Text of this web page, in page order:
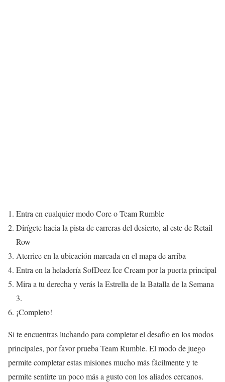
Entra en cualquier modo Core o Team Rumble
Dirígete hacia la pista de carreras del desierto, al este de Retail
Row
Aterrice en la ubicación marcada en el mapa de arriba
Entra en la heladería SofDeez Ice Cream por la puerta principal
Mira a tu derecha y verás la Estrella de la Batalla de la Semana
3.
¡Completo!
Si te encuentras luchando para completar el desafío en los modos
principales, por favor prueba Team Rumble. El modo de juego
permite completar estas misiones mucho más fácilmente y te
permite sentirte un poco más a gusto con los aliados cercanos.